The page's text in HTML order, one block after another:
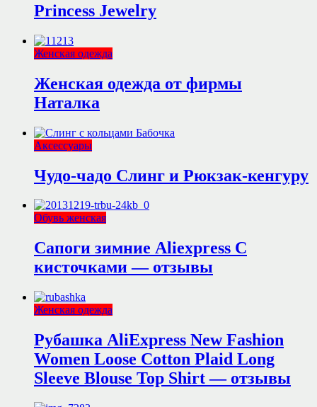
Princess Jewelry
Женская одежда
Женская одежда от фирмы
Наталка
Аксессуары
Чудо-чадо Слинг и Рюкзак-кенгуру
Обувь женская
Сапоги зимние Aliexpress С
кисточками — отзывы
Женская одежда
Рубашка AliExpress New Fashion
Women Loose Cotton Plaid Long
Sleeve Blouse Top Shirt — отзывы